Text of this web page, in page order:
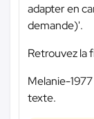
adapter en
demande)'.
Retrouvez la
Melanie-
texte.